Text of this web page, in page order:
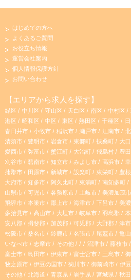
はじめての方へ
よくあるご質問
お役立ち情報
運営会社案内
個人情報保護方針
お問い合わせ
【エリアから求人を探す】
緑区 中川区 守山区 天白区 南区 中村区
港区
昭和区 中区 東区 熱田区 千種区
春日井市
小牧市 稲沢市 瀬戸市 江南市
清須市
豊明市 岩倉市 東郷町 扶桑町 大
愛西市
弥富市 蟹江町 大治町 飛島村 豊
刈谷市
碧南市 知立市 みよし市 高浜市
蒲郡市
田原市 新城市 設楽町 東栄町 豊
大府市
知多市 阿久比町 東浦町 南知多町
山県市
可児市 各務原市 土岐市 美濃加茂市
飛騨市
本巣市 郡上市 海津市 下呂市 美
多治見市
高山市 大垣市 岐阜市 羽島郡
安八郡
揖斐郡 加茂郡 可児郡 大野郡 津市
松阪市
桑名市 鈴鹿市 名張市 尾鷲市 亀
いなべ市
志摩市 その他 沼津市 藤枝市
富士市
島田市 伊東市 富士宮市 三島市
牧之原市
伊豆の国市 菊川市 御前崎市 伊
その他
北海道 青森県 岩手県 宮城県 秋